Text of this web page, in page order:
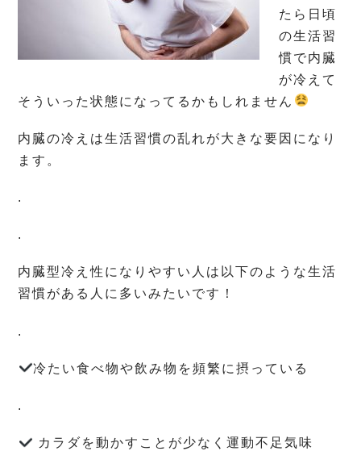
たら日頃
の生活習
慣で内臓
が冷えて
そういった状態になってるかもしれません
内臓の冷えは生活習慣の乱れが大きな要因になり
ます。
.
.
内臓型冷え性になりやすい人は以下のような生活
習慣がある人に多いみたいです！
.
冷たい食べ物や飲み物を頻繁に摂っている
.
カラダを動かすことが少なく運動不足気味